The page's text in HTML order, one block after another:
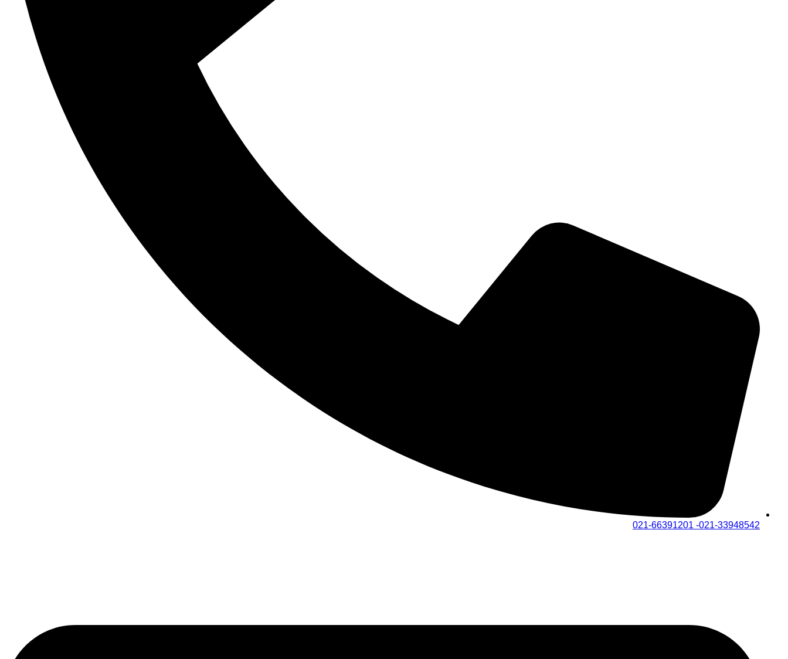
021-33948542- 021-66391201